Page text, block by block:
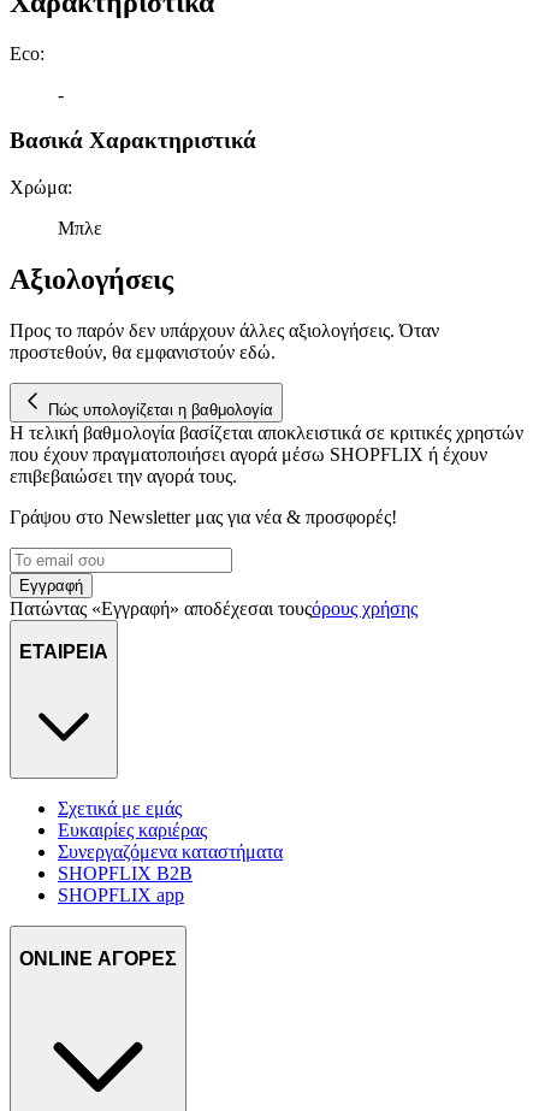
πληροφορίες σχετικά με την από μέρους σας χρήση της
Eco:
-
Βασικά Χαρακτηριστικά
Χρώμα:
Μπλε
Αξιολογήσεις
Προς το παρόν δεν υπάρχουν άλλες αξιολογήσεις. Όταν
προστεθούν, θα εμφανιστούν εδώ.
Πώς υπολογίζεται η βαθμολογία
Η τελική βαθμολογία βασίζεται αποκλειστικά σε κριτικές χρηστών
που έχουν πραγματοποιήσει αγορά μέσω SHOPFLIX ή έχουν
επιβεβαιώσει την αγορά τους.
Γράψου στο Νewsletter μας για νέα & προσφορές!
Εγγραφή
Πατώντας «Εγγραφή» αποδέχεσαι τουςόρους χρήσης
ΕΤΑΙΡΕΙΑ
Σχετικά με εμάς
Ευκαιρίες καριέρας
Συνεργαζόμενα καταστήματα
SHOPFLIX B2B
SHOPFLIX app
ONLINE ΑΓΟΡΕΣ